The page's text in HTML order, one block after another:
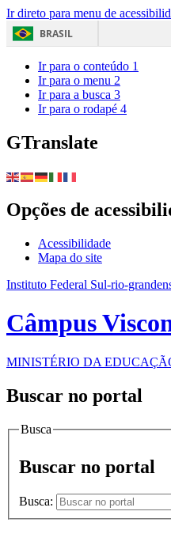
Ir direto para menu de
BRASIL
Ir para o conteúdo 1
Ir para o menu 2
Ir para a busca 3
Ir para o rodapé 4
GTranslate
Opções de
Acessibilidade
Mapa do site
Instituto Federal Sul-rio-
Câmpus
MINISTÉRIO DA
Buscar no portal
Busca
Buscar no portal
Busca: